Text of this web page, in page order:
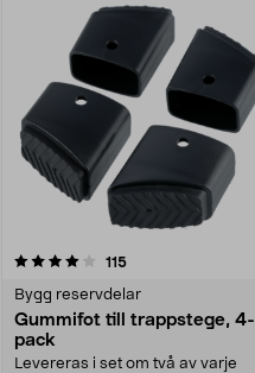
115recensioner
Bygg reservdelar
Gummifot till trappstege, 4-
pack
Levereras i set om två av varje
4.0 av 5 stjärnor